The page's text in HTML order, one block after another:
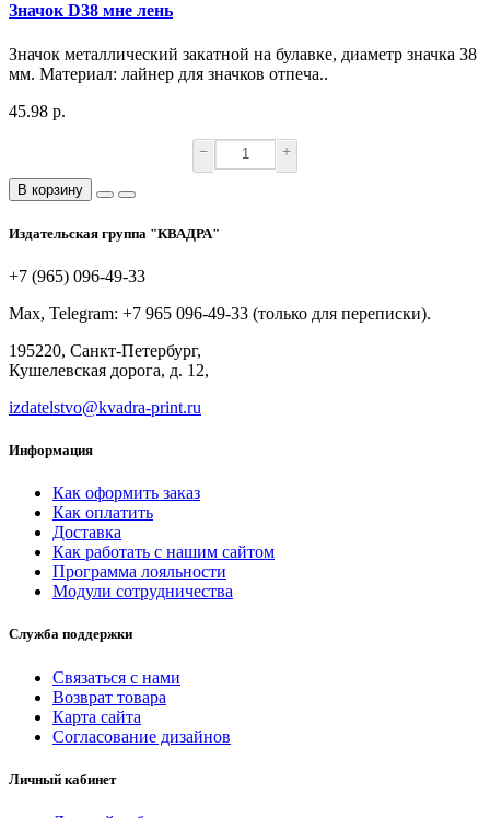
Значок D38 мне лень
Значок металлический закатной на булавке, диаметр значка 38
мм. Материал: лайнер для значков отпеча..
45.98 р.
− +
В корзину
Издательская группа "КВАДРА"
+7 (965) 096-49-33
Max, Telegram: +7 965 096-49-33 (только для переписки).
195220, Санкт-Петербург,
Кушелевская дорога, д. 12,
izdatelstvo@kvadra-print.ru
Информация
Как оформить заказ
Как оплатить
Доставка
Как работать с нашим сайтом
Программа лояльности
Модули сотрудничества
Служба поддержки
Связаться с нами
Возврат товара
Карта сайта
Согласование дизайнов
Личный кабинет